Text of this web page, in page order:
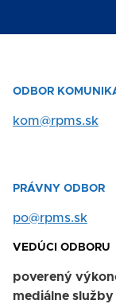
ODBOR
kom@rpms.sk
PRÁVNY ODBOR
po@rpms.sk
VEDÚCI ODBORU
poverený
mediálne služby